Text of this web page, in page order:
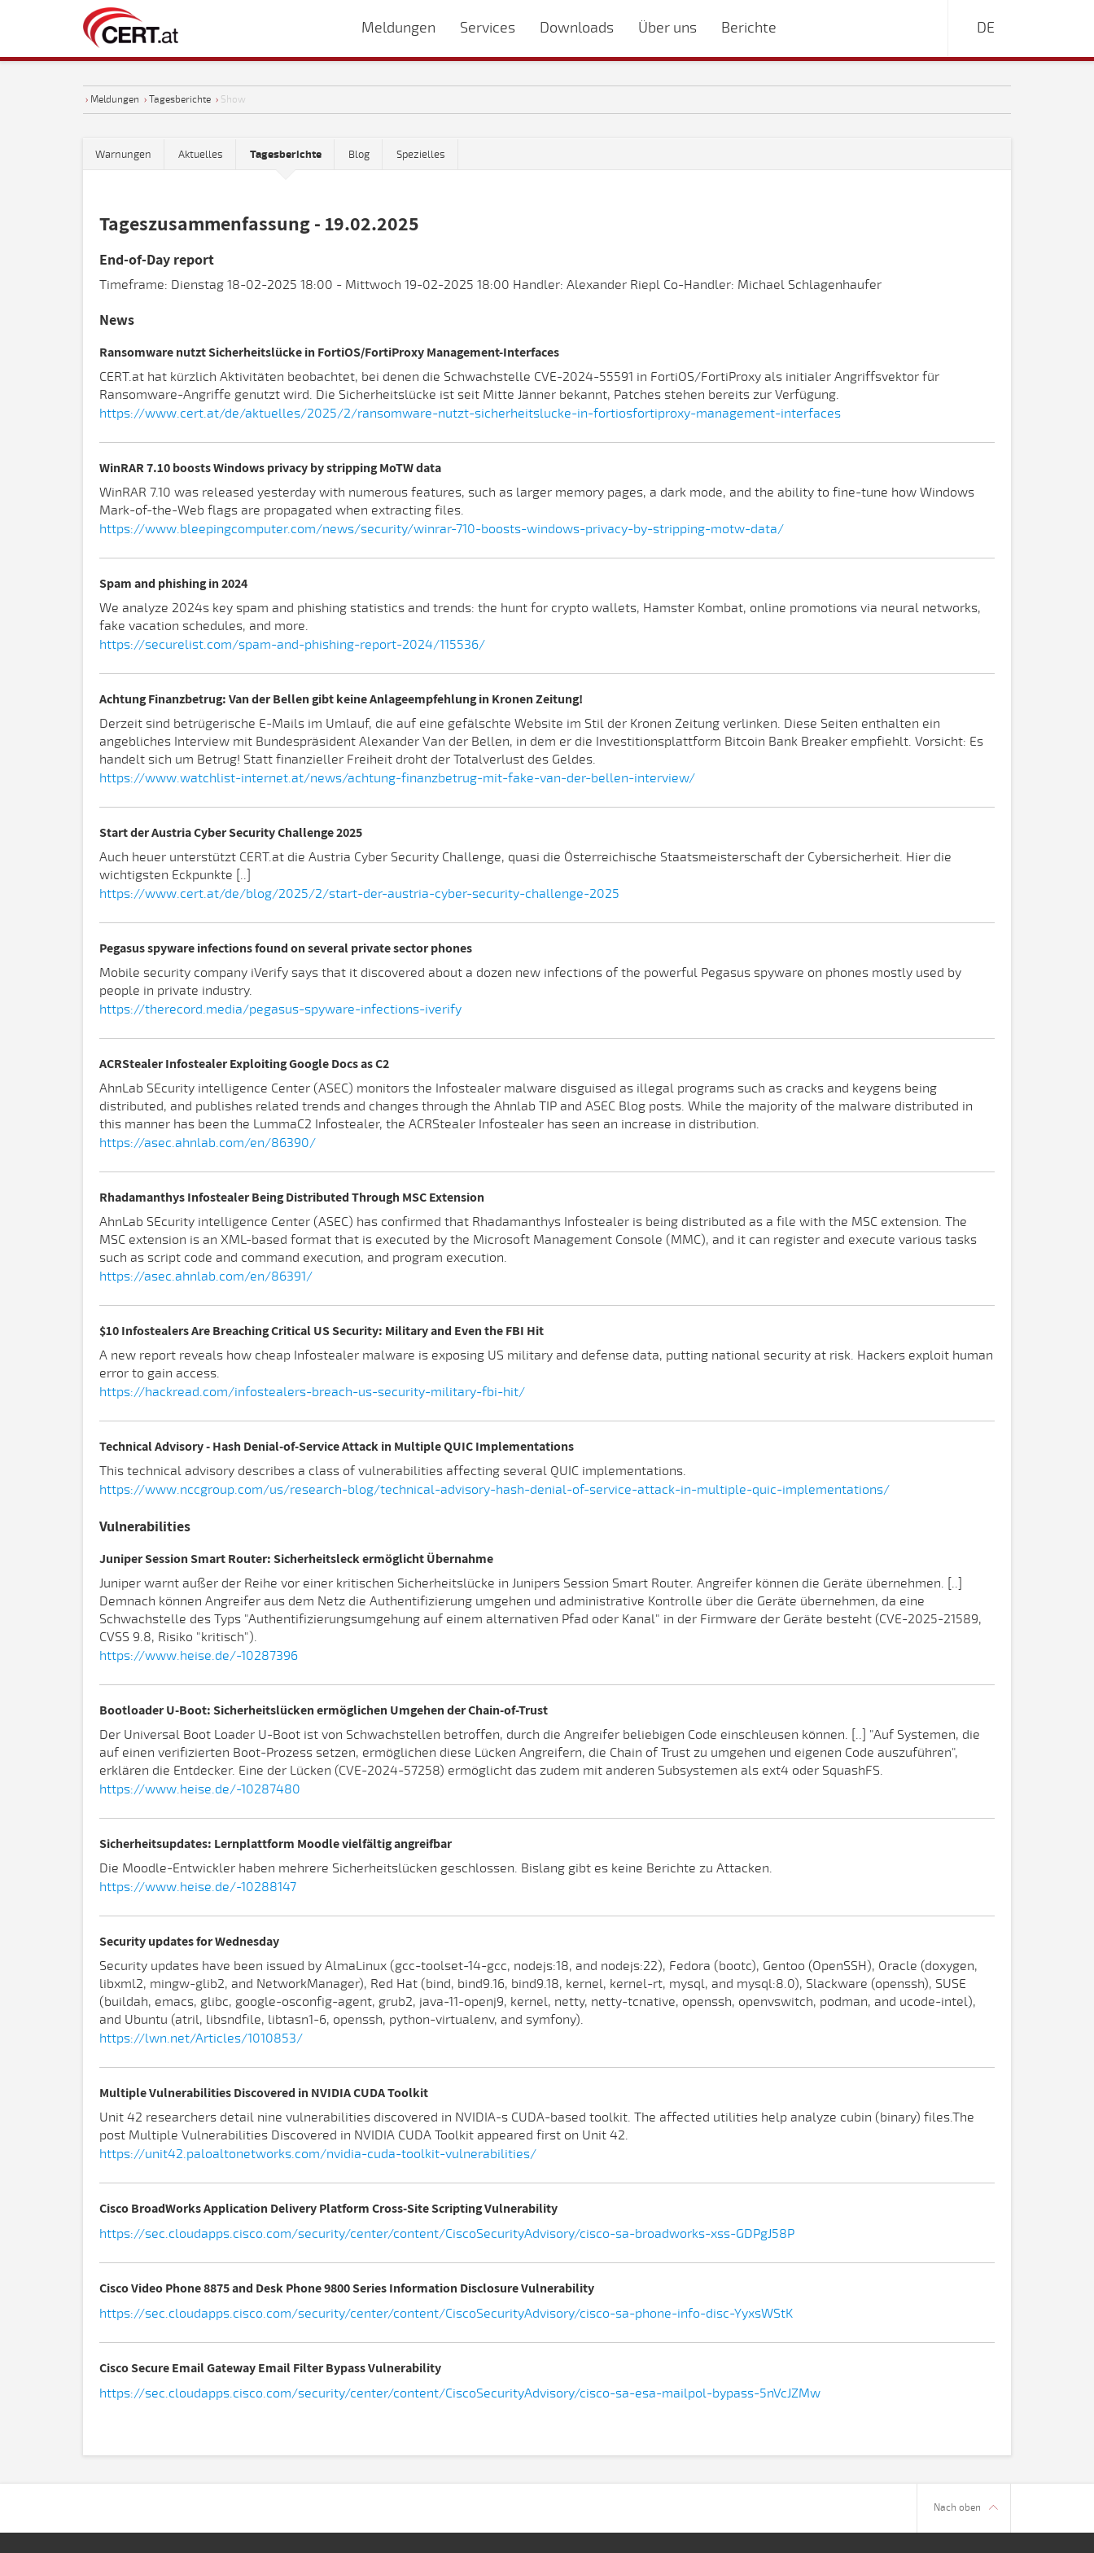
Meldungen Services Downloads Über uns Berichte DE
› Meldungen › Tagesberichte › Show
Warnungen Aktuelles Tagesberichte Blog Spezielles
Tageszusammenfassung - 19.02.2025
End-of-Day report
Timeframe: Dienstag 18-02-2025 18:00 - Mittwoch 19-02-2025 18:00 Handler: Alexander Riepl Co-Handler: Michael Schlagenhaufer
News
Ransomware nutzt Sicherheitslücke in FortiOS/FortiProxy Management-Interfaces
CERT.at hat kürzlich Aktivitäten beobachtet, bei denen die Schwachstelle CVE-2024-55591 in FortiOS/FortiProxy als initialer Angriffsvektor für
Ransomware-Angriffe genutzt wird. Die Sicherheitslücke ist seit Mitte Jänner bekannt, Patches stehen bereits zur Verfügung.
https://www.cert.at/de/aktuelles/2025/2/ransomware-nutzt-sicherheitslucke-in-fortiosfortiproxy-management-interfaces
WinRAR 7.10 boosts Windows privacy by stripping MoTW data
WinRAR 7.10 was released yesterday with numerous features, such as larger memory pages, a dark mode, and the ability to fine-tune how Windows
Mark-of-the-Web flags are propagated when extracting files.
https://www.bleepingcomputer.com/news/security/winrar-710-boosts-windows-privacy-by-stripping-motw-data/
Spam and phishing in 2024
We analyze 2024s key spam and phishing statistics and trends: the hunt for crypto wallets, Hamster Kombat, online promotions via neural networks,
fake vacation schedules, and more.
https://securelist.com/spam-and-phishing-report-2024/115536/
Achtung Finanzbetrug: Van der Bellen gibt keine Anlageempfehlung in Kronen Zeitung!
Derzeit sind betrügerische E-Mails im Umlauf, die auf eine gefälschte Website im Stil der Kronen Zeitung verlinken. Diese Seiten enthalten ein
angebliches Interview mit Bundespräsident Alexander Van der Bellen, in dem er die Investitionsplattform Bitcoin Bank Breaker empfiehlt. Vorsicht: Es
handelt sich um Betrug! Statt finanzieller Freiheit droht der Totalverlust des Geldes.
https://www.watchlist-internet.at/news/achtung-finanzbetrug-mit-fake-van-der-bellen-interview/
Start der Austria Cyber Security Challenge 2025
Auch heuer unterstützt CERT.at die Austria Cyber Security Challenge, quasi die Österreichische Staatsmeisterschaft der Cybersicherheit. Hier die
wichtigsten Eckpunkte [..]
https://www.cert.at/de/blog/2025/2/start-der-austria-cyber-security-challenge-2025
Pegasus spyware infections found on several private sector phones
Mobile security company iVerify says that it discovered about a dozen new infections of the powerful Pegasus spyware on phones mostly used by
people in private industry.
https://therecord.media/pegasus-spyware-infections-iverify
ACRStealer Infostealer Exploiting Google Docs as C2
AhnLab SEcurity intelligence Center (ASEC) monitors the Infostealer malware disguised as illegal programs such as cracks and keygens being
distributed, and publishes related trends and changes through the Ahnlab TIP and ASEC Blog posts. While the majority of the malware distributed in
this manner has been the LummaC2 Infostealer, the ACRStealer Infostealer has seen an increase in distribution.
https://asec.ahnlab.com/en/86390/
Rhadamanthys Infostealer Being Distributed Through MSC Extension
AhnLab SEcurity intelligence Center (ASEC) has confirmed that Rhadamanthys Infostealer is being distributed as a file with the MSC extension. The
MSC extension is an XML-based format that is executed by the Microsoft Management Console (MMC), and it can register and execute various tasks
such as script code and command execution, and program execution.
https://asec.ahnlab.com/en/86391/
$10 Infostealers Are Breaching Critical US Security: Military and Even the FBI Hit
A new report reveals how cheap Infostealer malware is exposing US military and defense data, putting national security at risk. Hackers exploit human
error to gain access.
https://hackread.com/infostealers-breach-us-security-military-fbi-hit/
Technical Advisory - Hash Denial-of-Service Attack in Multiple QUIC Implementations
This technical advisory describes a class of vulnerabilities affecting several QUIC implementations.
https://www.nccgroup.com/us/research-blog/technical-advisory-hash-denial-of-service-attack-in-multiple-quic-implementations/
Vulnerabilities
Juniper Session Smart Router: Sicherheitsleck ermöglicht Übernahme
Juniper warnt außer der Reihe vor einer kritischen Sicherheitslücke in Junipers Session Smart Router. Angreifer können die Geräte übernehmen. [..]
Demnach können Angreifer aus dem Netz die Authentifizierung umgehen und administrative Kontrolle über die Geräte übernehmen, da eine
Schwachstelle des Typs "Authentifizierungsumgehung auf einem alternativen Pfad oder Kanal" in der Firmware der Geräte besteht (CVE-2025-21589,
CVSS 9.8, Risiko "kritisch").
https://www.heise.de/-10287396
Bootloader U-Boot: Sicherheitslücken ermöglichen Umgehen der Chain-of-Trust
Der Universal Boot Loader U-Boot ist von Schwachstellen betroffen, durch die Angreifer beliebigen Code einschleusen können. [..] "Auf Systemen, die
auf einen verifizierten Boot-Prozess setzen, ermöglichen diese Lücken Angreifern, die Chain of Trust zu umgehen und eigenen Code auszuführen",
erklären die Entdecker. Eine der Lücken (CVE-2024-57258) ermöglicht das zudem mit anderen Subsystemen als ext4 oder SquashFS.
https://www.heise.de/-10287480
Sicherheitsupdates: Lernplattform Moodle vielfältig angreifbar
Die Moodle-Entwickler haben mehrere Sicherheitslücken geschlossen. Bislang gibt es keine Berichte zu Attacken.
https://www.heise.de/-10288147
Security updates for Wednesday
Security updates have been issued by AlmaLinux (gcc-toolset-14-gcc, nodejs:18, and nodejs:22), Fedora (bootc), Gentoo (OpenSSH), Oracle (doxygen,
libxml2, mingw-glib2, and NetworkManager), Red Hat (bind, bind9.16, bind9.18, kernel, kernel-rt, mysql, and mysql:8.0), Slackware (openssh), SUSE
(buildah, emacs, glibc, google-osconfig-agent, grub2, java-11-openj9, kernel, netty, netty-tcnative, openssh, openvswitch, podman, and ucode-intel),
and Ubuntu (atril, libsndfile, libtasn1-6, openssh, python-virtualenv, and symfony).
https://lwn.net/Articles/1010853/
Multiple Vulnerabilities Discovered in NVIDIA CUDA Toolkit
Unit 42 researchers detail nine vulnerabilities discovered in NVIDIA-s CUDA-based toolkit. The affected utilities help analyze cubin (binary) files.The
post Multiple Vulnerabilities Discovered in NVIDIA CUDA Toolkit appeared first on Unit 42.
https://unit42.paloaltonetworks.com/nvidia-cuda-toolkit-vulnerabilities/
Cisco BroadWorks Application Delivery Platform Cross-Site Scripting Vulnerability
https://sec.cloudapps.cisco.com/security/center/content/CiscoSecurityAdvisory/cisco-sa-broadworks-xss-GDPgJ58P
Cisco Video Phone 8875 and Desk Phone 9800 Series Information Disclosure Vulnerability
https://sec.cloudapps.cisco.com/security/center/content/CiscoSecurityAdvisory/cisco-sa-phone-info-disc-YyxsWStK
Cisco Secure Email Gateway Email Filter Bypass Vulnerability
https://sec.cloudapps.cisco.com/security/center/content/CiscoSecurityAdvisory/cisco-sa-esa-mailpol-bypass-5nVcJZMw
Nach oben